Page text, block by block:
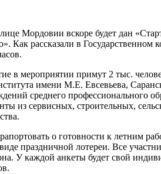
Мордовии вскоре будет дан
Как рассказали в
в мероприятии примут 2 тыс.
имени М.Е. Евсевьева,
среднего профессионального
из сервисных, строительных,
о готовности к летним
праздничной лотереи. Все
У каждой анкеты будет свой